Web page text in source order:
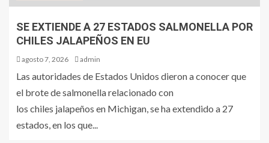
SE EXTIENDE A 27 ESTADOS SALMONELLA POR
CHILES JALAPEÑOS EN EU
agosto 7, 2026 admin
Las autoridades de Estados Unidos dieron a conocer que
el brote de salmonella relacionado con
los chiles jalapeños en Michigan, se ha extendido a 27
estados, en los que...